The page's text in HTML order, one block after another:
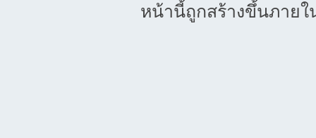
หน้านี้ถูกสร้างขึ้นภายใ